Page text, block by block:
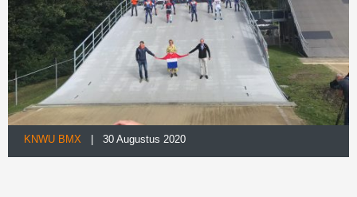
KNWU BMX | 30 Augustus 2020